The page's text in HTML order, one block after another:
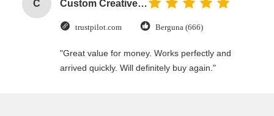
C Custom Creative Goodie Christmas Kraft Paper Gift Bag with Your Own Logo for Xmas Decorative Party
trustpilot.com Berguna (666)
"Great value for money. Works perfectly and
arrived quickly. Will definitely buy again."